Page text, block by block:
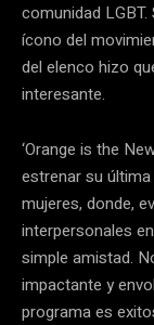
comunidad
ícono del
del elenco hizo
interesante.
‘Orange is the
estrenar su
mujeres, donde,
interpersonales
simple amistad.
impactante y
programa es